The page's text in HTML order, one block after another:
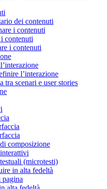
dei contenuti
i contenuti
contenuti
i contenuti
l’interazione
tra scenari e user stories
composizione
(microtesti)
in alta fedeltà